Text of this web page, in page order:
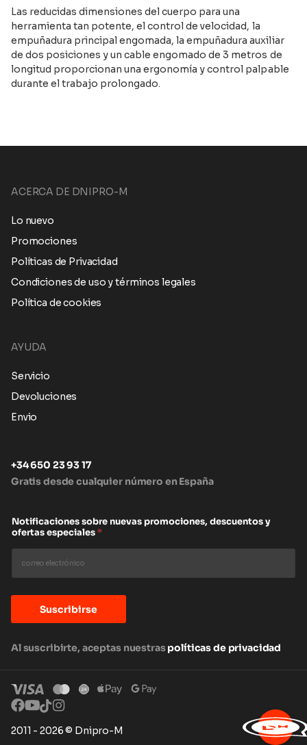
Las reducidas dimensiones del cuerpo para una
herramienta tan potente, el control de velocidad, la
empuñadura principal engomada, la empuñadura auxiliar
de dos posiciones y un cable engomado de 3 metros de
longitud proporcionan una ergonomía y control palpable
durante el trabajo prolongado.
ACERCA DE DNIPRO-M
Lo nuevo
Promociones
Políticas de Privacidad
Condiciones de uso y términos legales
Política de cookies
AYUDA
Servicio
Devoluciones
Envio
+34 650 23 93 17
Gratis desde cualquier número en España
Notificaciones sobre nuevas promociones, descuentos y
ofertas especiales*
Suscribirse
Al suscribirte, aceptas nuestraspolíticas de privacidad
2011 - 2026 © Dnipro-M